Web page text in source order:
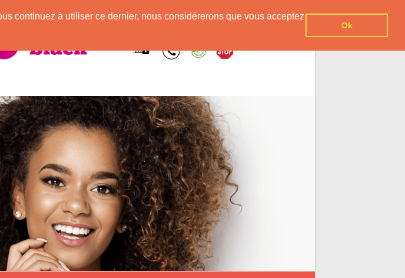
continuez à utiliser ce dernier, nous considérerons que vous acceptez
Ok